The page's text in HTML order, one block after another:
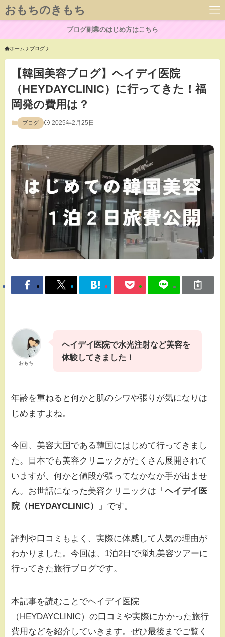
おもちのきもち
ブログ副業のはじめ方はこちら
ホーム ブログ
【韓国美容ブログ】ヘイデイ医院
（HEYDAYCLINIC）に行ってきた！福
岡発の費用は？
ブログ 2025年2月25日
おもち
ヘイデイ医院で水光注射など美容を
体験してきました！
年齢を重ねると何かと肌のシワや張りが気になりは
じめますよね。
今回、美容大国である韓国にはじめて行ってきまし
た。日本でも美容クリニックがたくさん展開されて
いますが、何かと値段が張ってなかなか手が出ませ
ん。お世話になった美容クリニックは「ヘイデイ医
院（HEYDAYCLINIC）
」です。
評判や口コミもよく、実際に体感して人気の理由が
わかりました。今回は、1泊2日で弾丸美容ツアーに
行ってきた旅行ブログです。
本記事を読むことでヘイデイ医院
（HEYDAYCLINIC）の口コミや実際にかかった旅行
費用などを紹介していきます。ぜひ最後までご覧く